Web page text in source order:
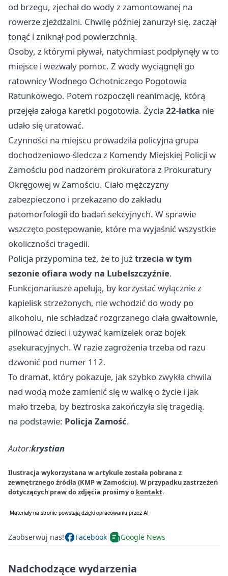
od brzegu, zjechał do wody z zamontowanej na
rowerze zjeżdżalni. Chwilę później zanurzył się, zaczął
tonąć i zniknął pod powierzchnią.
Osoby, z którymi pływał, natychmiast podpłynęły w to
miejsce i wezwały pomoc. Z wody wyciągnęli go
ratownicy Wodnego Ochotniczego Pogotowia
Ratunkowego. Potem rozpoczęli reanimację, którą
przejęła załoga karetki pogotowia. Życia 22-latka nie
udało się uratować.
Czynności na miejscu prowadziła policyjna grupa
dochodzeniowo-śledcza z Komendy Miejskiej Policji w
Zamościu pod nadzorem prokuratora z Prokuratury
Okręgowej w Zamościu. Ciało mężczyzny
zabezpieczono i przekazano do zakładu
patomorfologii do badań sekcyjnych. W sprawie
wszczęto postępowanie, które ma wyjaśnić wszystkie
okoliczności tragedii.
Policja przypomina też, że to jużtrzecia w tym
sezonie ofiara wody na Lubelszczyźnie.
Funkcjonariusze apelują, by korzystać wyłącznie z
kąpielisk strzeżonych, nie wchodzić do wody po
alkoholu, nie schładzać rozgrzanego ciała gwałtownie,
pilnować dzieci i używać kamizelek oraz bojek
asekuracyjnych. W razie zagrożenia trzeba od razu
dzwonić pod numer 112.
To dramat, który pokazuje, jak szybko zwykła chwila
nad wodą może zamienić się w walkę o życie i jak
mało trzeba, by beztroska zakończyła się tragedią.
na podstawie: Policja Zamość.
Autor:krystian
Ilustracja wykorzystana w artykule została pobrana z
zewnętrznego źródła (KMP w Zamościu). W przypadku zastrzeżeń
dotyczących praw do zdjęcia prosimy o kontakt.
Zaobserwuj nas! Facebook Google News
Nadchodzące wydarzenia